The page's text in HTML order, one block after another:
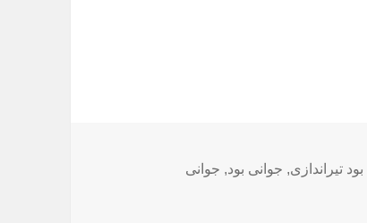
بود تیراندازی, جوانی بود, جوانی